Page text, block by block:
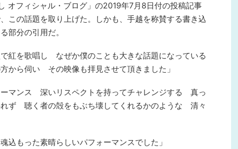
オフィシャル・ブログ」の2019年7月8日付の投稿記事
この話題を取り上げた。しかも、手越を称賛する書き込
部分の引用だ。
紅を歌唱し なぜか僕のことも大きな話題になっている
から伺い その映像も拝見させて頂きました」
マンス 深いリスペクトを持ってチャレンジする 真っ
ず 聴く者の殻をもぶち壊してくれるかのような 清々
込もった素晴らしいパフォーマンスでした」